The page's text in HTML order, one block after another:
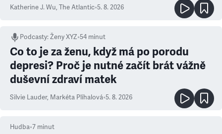
Katherine J. Wu, The Atlantic•5. 8. 2026
Podcasty:Ženy XYZ•54 minut
Co to je za ženu, když má po porodu
depresi? Proč je nutné začít brát vážně
duševní zdraví matek
Silvie Lauder, Markéta Plíhalová•5. 8. 2026
Hudba•7 minut